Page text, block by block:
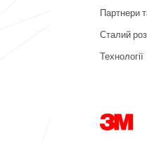
Партнери
Сталий
Технології